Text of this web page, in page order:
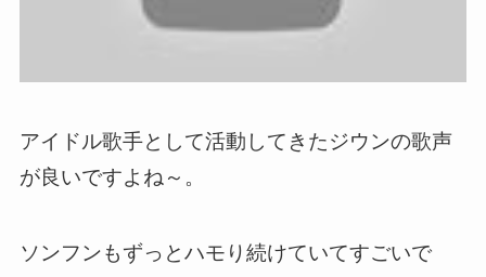
アイドル歌手として活動してきたジウンの歌声
が良いですよね～。
ソンフンもずっとハモり続けていてすごいで